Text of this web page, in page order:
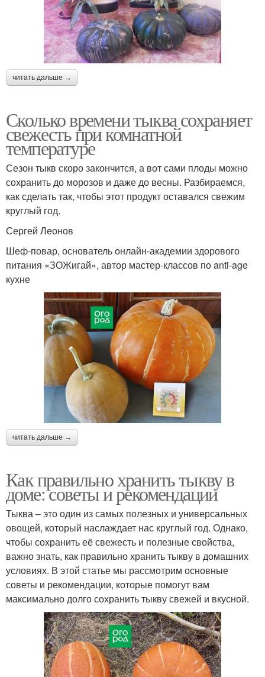
читать дальше →
Сколько времени тыква сохраняет
свежесть при комнатной
температуре
Сезон тыкв скоро закончится, а вот сами плоды можно
сохранить до морозов и даже до весны. Разбираемся,
как сделать так, чтобы этот продукт оставался свежим
круглый год.
Сергей Леонов
Шеф-повар, основатель онлайн-академии здорового
питания «ЗОЖигай», автор мастер-классов по anti-age
кухне
читать дальше →
Как правильно хранить тыкву в
доме: советы и рекомендации
Тыква – это один из самых полезных и универсальных
овощей, который наслаждает нас круглый год. Однако,
чтобы сохранить её свежесть и полезные свойства,
важно знать, как правильно хранить тыкву в домашних
условиях. В этой статье мы рассмотрим основные
советы и рекомендации, которые помогут вам
максимально долго сохранить тыкву свежей и вкусной.